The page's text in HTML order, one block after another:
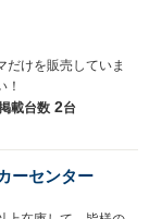
だけを販売していま
！
載台数 2台
ーセンター